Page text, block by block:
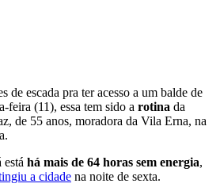
de escada pra ter acesso a um balde de
feira (11), essa tem sido a rotina da
de 55 anos, moradora da Vila Erna, na
há mais de 64 horas sem energia,
a cidade na noite de sexta.